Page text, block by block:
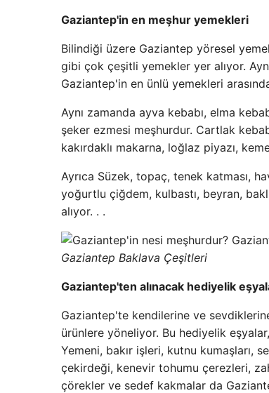
Gaziantep'in en meşhur yemekleri
Bilindiği üzere Gaziantep yöresel
gibi çok çeşitli yemekler yer alıyor.
Gaziantep'in en ünlü yemekleri
Aynı zamanda ayva kebabı, elma
şeker ezmesi meşhurdur. Cartlak
kakırdaklı makarna, loğlaz piyazı,
Ayrıca Süzek, topaç, tenek katması,
yoğurtlu çiğdem, kulbastı, beyran,
alıyor. . .
Gaziantep Baklava Çeşitleri
Gaziantep'ten alınacak hediyelik
Gaziantep'te kendilerine ve
ürünlere yöneliyor. Bu hediyelik
Yemeni, bakır işleri, kutnu kumaşları,
çekirdeği, kenevir tohumu çerezleri,
çörekler ve sedef kakmalar da